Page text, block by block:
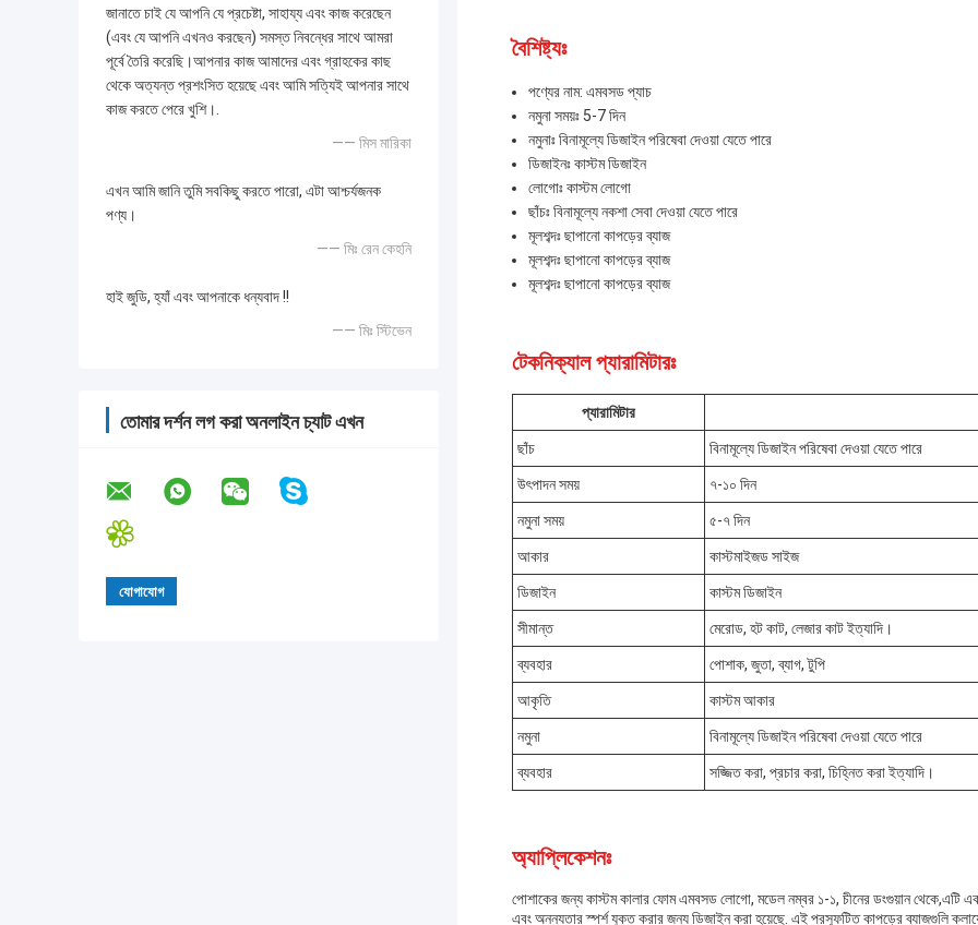
জানাতে চাই যে আপনি যে প্রচেষ্টা, সাহায্য এবং কাজ করেছেন
(এবং যে আপনি এখনও করছেন) সমস্ত নিবন্ধের সাথে আমরা
পূর্বে তৈরি করেছি।আপনার কাজ আমাদের এবং গ্রাহকের কাছ
থেকে অত্যন্ত প্রশংসিত হয়েছে এবং আমি সত্যিই আপনার সাথে
কাজ করতে পেরে খুশি।.
—— মিস মারিকা
এখন আমি জানি তুমি সবকিছু করতে পারো, এটা আশ্চর্যজনক
পণ্য।
—— মিঃ রেন কেহনি
হাই জুডি, হ্যাঁ এবং আপনাকে ধন্যবাদ !!
—— মিঃ স্টিভেন
তোমার দর্শন লগ করা অনলাইন চ্যাট এখন
বৈশিষ্ট্যঃ
পণ্যের নাম: এমবসড প্যাচ
নমুনা সময়ঃ 5-7 দিন
নমুনাঃ বিনামূল্যে ডিজাইন পরিষেবা দেওয়া যেতে পারে
ডিজাইনঃ কাস্টম ডিজাইন
লোগোঃ কাস্টম লোগো
ছাঁচঃ বিনামূল্যে নকশা সেবা দেওয়া যেতে পারে
মূলশব্দঃ ছাপানো কাপড়ের ব্যাজ
মূলশব্দঃ ছাপানো কাপড়ের ব্যাজ
মূলশব্দঃ ছাপানো কাপড়ের ব্যাজ
টেকনিক্যাল প্যারামিটারঃ
প্যারামিটার
ছাঁচ বিনামূল্যে ডিজাইন পরিষেবা দেওয়া যেতে পারে
উৎপাদন সময় ৭-১০ দিন
নমুনা সময় ৫-৭ দিন
আকার কাস্টমাইজড সাইজ
ডিজাইন কাস্টম ডিজাইন
সীমান্ত মেরোড, হট কাট, লেজার কাট ইত্যাদি।
ব্যবহার পোশাক, জুতা, ব্যাগ, টুপি
আকৃতি কাস্টম আকার
নমুনা বিনামূল্যে ডিজাইন পরিষেবা দেওয়া যেতে পারে
ব্যবহার সজ্জিত করা, প্রচার করা, চিহ্নিত করা ইত্যাদি।
অ্যাপ্লিকেশনঃ
পোশাকের জন্য কাস্টম কালার ফোম এমবসড লোগো, মডেল নম্বর ১-১, চীনের ডংগুয়ান থেকে,এটি
এবং অনন্যতার স্পর্শ যুক্ত করার জন্য ডিজাইন করা হয়েছে. এই প্রস্ফুটিত কাপড়ের ব্যাজগুলি